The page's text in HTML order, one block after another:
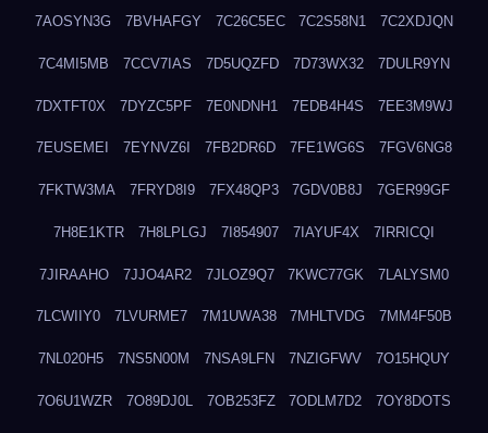
7AOSYN3G 7BVHAFGY 7C26C5EC 7C2S58N1 7C2XDJQN
7C4MI5MB 7CCV7IAS 7D5UQZFD 7D73WX32 7DULR9YN
7DXTFT0X 7DYZC5PF 7E0NDNH1 7EDB4H4S 7EE3M9WJ
7EUSEMEI 7EYNVZ6I 7FB2DR6D 7FE1WG6S 7FGV6NG8
7FKTW3MA 7FRYD8I9 7FX48QP3 7GDV0B8J 7GER99GF
7H8E1KTR 7H8LPLGJ 7I854907 7IAYUF4X 7IRRICQI
7JIRAAHO 7JJO4AR2 7JLOZ9Q7 7KWC77GK 7LALYSM0
7LCWIIY0 7LVURME7 7M1UWA38 7MHLTVDG 7MM4F50B
7NL020H5 7NS5N00M 7NSA9LFN 7NZIGFWV 7O15HQUY
7O6U1WZR 7O89DJ0L 7OB253FZ 7ODLM7D2 7OY8DOTS